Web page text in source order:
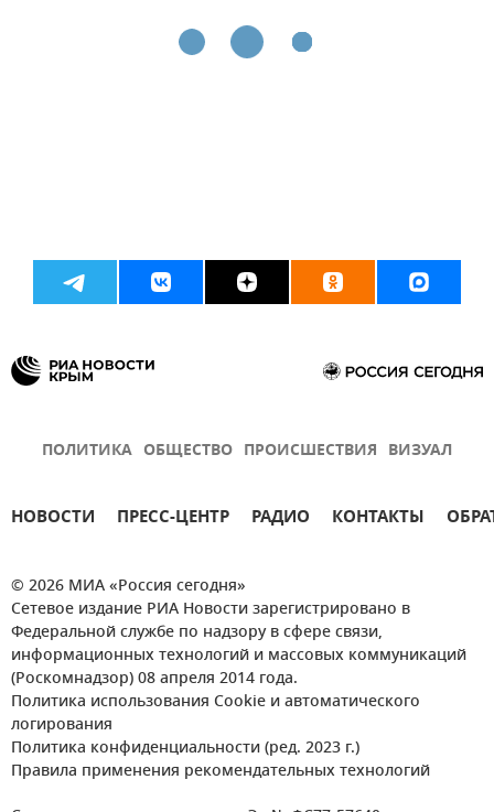
ПОЛИТИКА ОБЩЕСТВО ПРОИСШЕСТВИЯ ВИЗУАЛ
НОВОСТИ ПРЕСС-ЦЕНТР РАДИО КОНТАКТЫ
© 2026 МИА «Россия сегодня»
Сетевое издание РИА Новости зарегистрировано в
Федеральной службе по надзору в сфере связи,
информационных технологий и массовых коммуникаций
(Роскомнадзор) 08 апреля 2014 года.
Политика использования Cookie и автоматического
логирования
Политика конфиденциальности (ред. 2023 г.)
Правила применения рекомендательных технологий